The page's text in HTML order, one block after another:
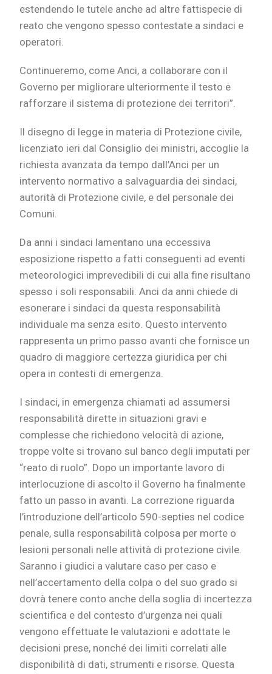
estendendo le tutele anche ad altre fattispecie di
reato che vengono spesso contestate a sindaci e
operatori.
Continueremo, come Anci, a collaborare con il
Governo per migliorare ulteriormente il testo e
rafforzare il sistema di protezione dei territori”.
Il disegno di legge in materia di Protezione civile,
licenziato ieri dal Consiglio dei ministri, accoglie la
richiesta avanzata da tempo dall’Anci per un
intervento normativo a salvaguardia dei sindaci,
autorità di Protezione civile, e del personale dei
Comuni.
Da anni i sindaci lamentano una eccessiva
esposizione rispetto a fatti conseguenti ad eventi
meteorologici imprevedibili di cui alla fine risultano
spesso i soli responsabili. Anci da anni chiede di
esonerare i sindaci da questa responsabilità
individuale ma senza esito. Questo intervento
rappresenta un primo passo avanti che fornisce un
quadro di maggiore certezza giuridica per chi
opera in contesti di emergenza.
I sindaci, in emergenza chiamati ad assumersi
responsabilità dirette in situazioni gravi e
complesse che richiedono velocità di azione,
troppe volte si trovano sul banco degli imputati per
“reato di ruolo”. Dopo un importante lavoro di
interlocuzione di ascolto il Governo ha finalmente
fatto un passo in avanti. La correzione riguarda
l’introduzione dell’articolo 590-septies nel codice
penale, sulla responsabilità colposa per morte o
lesioni personali nelle attività di protezione civile.
Saranno i giudici a valutare caso per caso e
nell’accertamento della colpa o del suo grado si
dovrà tenere conto anche della soglia di incertezza
scientifica e del contesto d’urgenza nei quali
vengono effettuate le valutazioni e adottate le
decisioni prese, nonché dei limiti correlati alle
disponibilità di dati, strumenti e risorse. Questa